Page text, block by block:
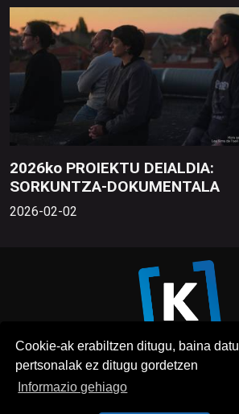
Cookie-ak erabiltzen ditugu, baina datu
pertsonalak ez ditugu gordetzen
Informazio gehiago
2026ko PROIEKTU DEIALDIA:
SORKUNTZA-DOKUMENTALA
2026-02-02